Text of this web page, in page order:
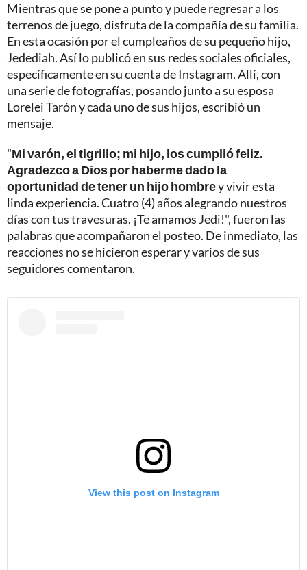
Mientras que se pone a punto y puede regresar a los
terrenos de juego, disfruta de la compañía de su familia.
En esta ocasión por el cumpleaños de su pequeño hijo,
Jedediah. Así lo publicó en sus redes sociales oficiales,
específicamente en su cuenta de Instagram. Allí, con
una serie de fotografías, posando junto a su esposa
Lorelei Tarón y cada uno de sus hijos, escribió un
mensaje.
"Mi varón, el tigrillo; mi hijo, los cumplió feliz.
Agradezco a Dios por haberme dado la
oportunidad de tener un hijo hombrey vivir esta
linda experiencia. Cuatro (4) años alegrando nuestros
días con tus travesuras. ¡Te amamos Jedi!", fueron las
palabras que acompañaron el posteo. De inmediato, las
reacciones no se hicieron esperar y varios de sus
seguidores comentaron.
View this post on Instagram